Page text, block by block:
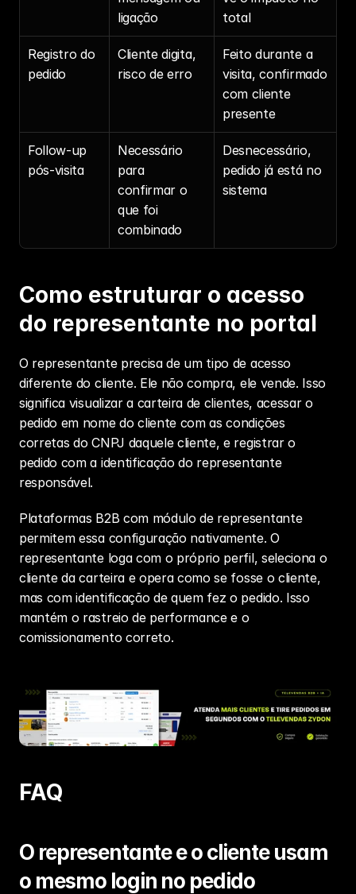
ligação
total
Registro do
pedido
Cliente digita,
risco de erro
Feito durante a
visita, confirmado
com cliente
presente
Follow-up
pós-visita
Necessário
para
confirmar o
que foi
combinado
Desnecessário,
pedido já está no
sistema
Como estruturar o acesso
do representante no portal
O representante precisa de um tipo de acesso
diferente do cliente. Ele não compra, ele vende. Isso
significa visualizar a carteira de clientes, acessar o
pedido em nome do cliente com as condições
corretas do CNPJ daquele cliente, e registrar o
pedido com a identificação do representante
responsável.
Plataformas B2B com módulo de representante
permitem essa configuração nativamente. O
representante loga com o próprio perfil, seleciona o
cliente da carteira e opera como se fosse o cliente,
mas com identificação de quem fez o pedido. Isso
mantém o rastreio de performance e o
comissionamento correto.
FAQ
O representante e o cliente usam
o mesmo login no pedido